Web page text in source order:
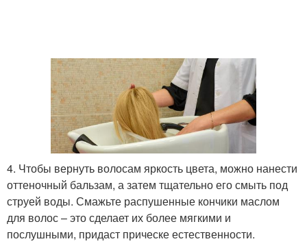
4. Чтобы вернуть волосам яркость цвета, можно нанести
оттеночный бальзам, а затем тщательно его смыть под
струей воды. Смажьте распушенные кончики маслом
для волос – это сделает их более мягкими и
послушными, придаст прическе естественности.